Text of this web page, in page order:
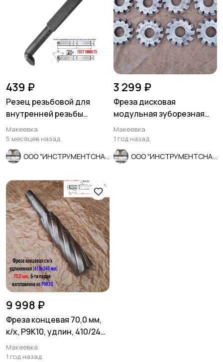
439 ₽
Резец резьбовой для
внутренней резьбы
16х16х170, Т5К10, 2662-
0005,.
Макеевка
5 месяцев назад
3 299 ₽
Фреза дисковая
модульная зуборезная
М0,8; Р6М5, 20°, Z12, к-т 8
шт
Макеевка
1 год назад
9 998 ₽
Фреза концевая 70,0 мм,
к/х, Р9К10, удлин, 410/240
мм, Z6, КМ5, СССР.
Макеевка
1 год назад